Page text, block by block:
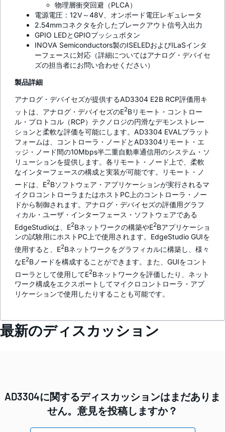
物理層衝突回避（PLCA）
電源電圧：12V～48V、オンボード電圧レギュレータ
2.54mmコネクタを介したブレークアウト信号入出力
GPIO LEDとGPIOプッシュボタン
INOVA Semiconductors製のISELEDおよびILaSインタ
ーフェースに対応（詳細についてはアナログ・デバイセ
ズの担当者にお問い合わせください）
製品詳細
アナログ・デバイセズが提供するAD3304 E2B RCP評価用キ
ットは、アナログ・デバイセズのE2Bリモート・コントロー
ル・プロトコル（RCP）テクノロジの円滑なデモンストレー
ションと柔軟な評価を可能にします。AD3304 EVALプラット
フォームは、コントローラ・ノードとAD3304リモート・エ
ッジ・ノード間の10Mbps半二重自動車通信用のシステム・ソ
リューションを提供します。各リモート・ノード上で、柔軟
なインターフェースの構成と実装が可能です。リモート・ノ
ードは、E2Bソフトウェア・アプリケーションが実行されるマ
イクロコントローラまたはホストPC上のコントローラ・ノー
ドから制御されます。アナログ・デバイセズの評価用グラフ
ィカル・ユーザ・インターフェース・ソフトウェアである
EdgeStudioは、E2Bネットワークの構築やE2Bアプリケーショ
ンの試験用にホストPC上で使用されます。EdgeStudio GUIを
使用すると、E2Bネットワークをグラフィカルに構築し、様々
なE2Bノードを構成することができます。また、GUIをコント
ローラとして使用してE2Bネットワークを評価したり、ネット
ワーク構成をエクスポートしてマイクロコントローラ・アプ
リケーションで使用したりすることも可能です。
最新のディスカッション
AD3304に関するディスカッションはまだありま
せん。意見を投稿しますか？